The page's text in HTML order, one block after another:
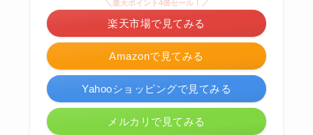
Amazonで見てみる
＼楽天ポイント4倍セール！／
楽天市場で見てみる
Yahooショッピングで見てみる
メルカリで見てみる